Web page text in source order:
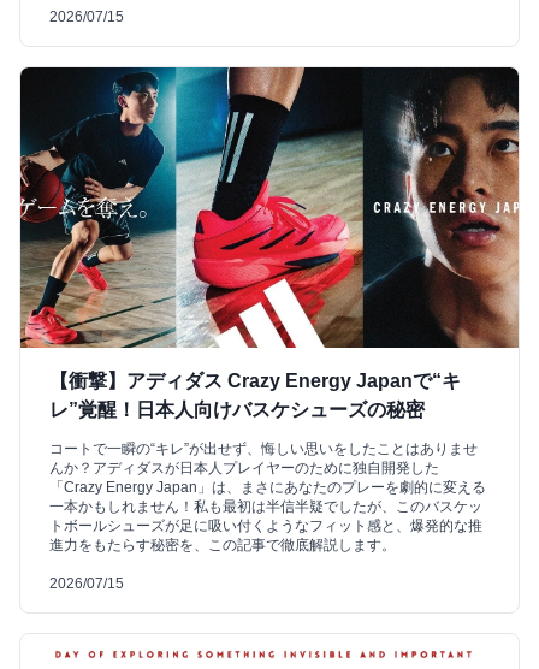
2026/07/15
【衝撃】アディダス Crazy Energy Japanで“キ
レ”覚醒！日本人向けバスケシューズの秘密
コートで一瞬の“キレ”が出せず、悔しい思いをしたことはありませ
んか？アディダスが日本人プレイヤーのために独自開発した
「Crazy Energy Japan」は、まさにあなたのプレーを劇的に変える
一本かもしれません！私も最初は半信半疑でしたが、このバスケッ
トボールシューズが足に吸い付くようなフィット感と、爆発的な推
進力をもたらす秘密を、この記事で徹底解説します。
2026/07/15